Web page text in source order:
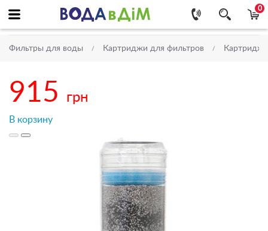
0
Фильтры для воды Картриджи для фильтров
915 грн
В корзину